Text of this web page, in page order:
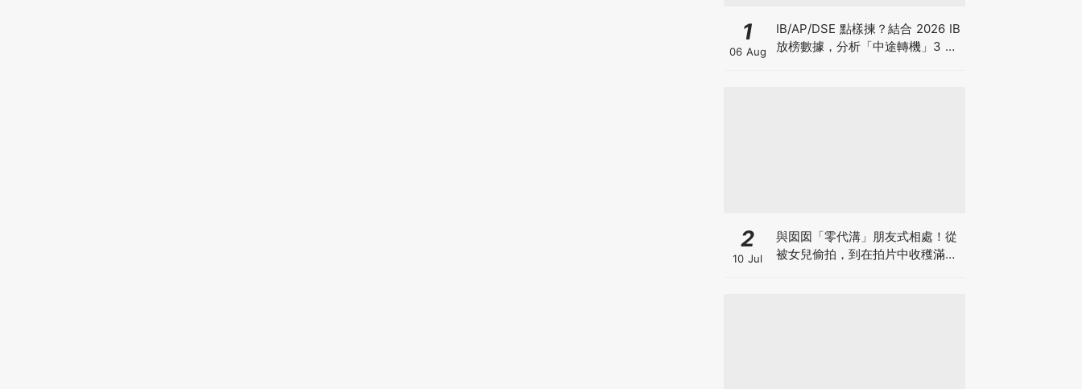
1
06 Aug
IB/AP/DSE 點樣揀？結合 2026 IB
放榜數據，分析「中途轉機」3 大
2
10 Jul
與囡囡「零代溝」朋友式相處！從
被女兒偷拍，到在拍片中收穫滿足